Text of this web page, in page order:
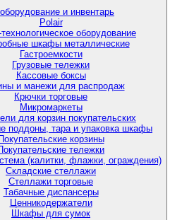
и инвентарь
Polair
технологическое оборудование
шкафы металлические
Гастроемкости
Грузовые тележки
Кассовые боксы
и манежи для распродаж
Крючки торговые
Микромаркеты
для корзин покупательских
поддоны, тара и упаковка шкафы
Покупательские корзины
тележки
(калитки, флажки, ограждения)
Складские стеллажи
Стеллажи торговые
Табачные диспансеры
Ценникодержатели
Шкафы для сумок